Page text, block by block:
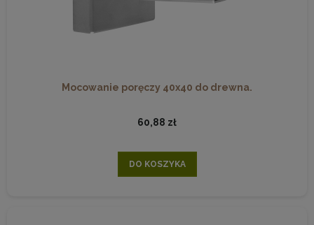
Mocowanie poręczy 40x40 do drewna.
60,88 zł
DO KOSZYKA